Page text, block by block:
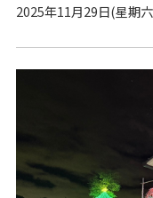
2025年11月29日(星期